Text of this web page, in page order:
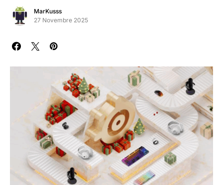
MarKusss
27 Novembre 2025